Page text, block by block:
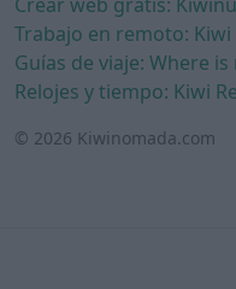
Trabajo en remoto: Kiwi
Guías de viaje: Where is
Relojes y tiempo: Kiwi
© 2026 Kiwinomada.com